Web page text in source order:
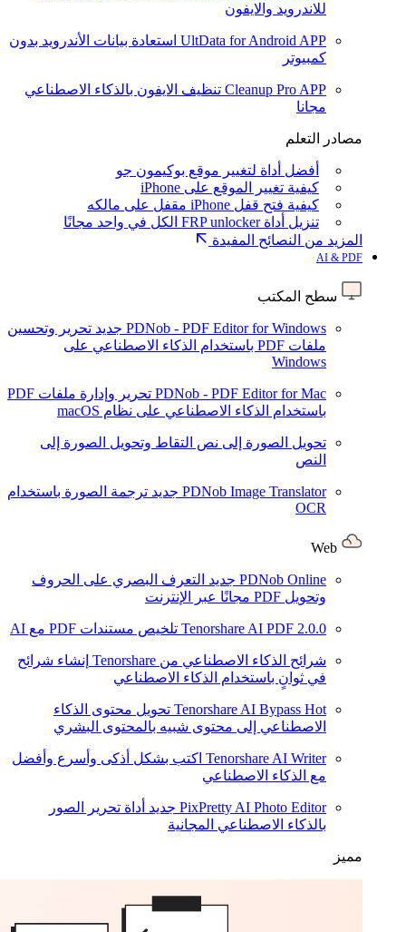
للاندرويد والايفون
UltData for Android APP استعادة بيانات الأندرويد بدون
كمبيوتر
Cleanup Pro APP تنظيف الايفون بالذكاء الاصطناعي
مجانا
مصادر التعلم
أفضل أداة لتغيير موقع بوكيمون جو
كيفية تغيير الموقع على iPhone
كيفية فتح قفل iPhone مقفل على مالكه
تنزيل أداة FRP unlocker الكل في واحد مجانًا
المزيد من النصائح المفيدة
AI & PDF
سطح المكتب
PDNob - PDF Editor for Windows جديد تحرير وتحسين
ملفات PDF باستخدام الذكاء الاصطناعي على
Windows
PDNob - PDF Editor for Mac
تحرير وإدارة ملفات PDF
باستخدام الذكاء الاصطناعي على نظام macOS
تحويل الصورة إلى نص التقاط وتحويل الصورة إلى
النص
PDNob Image Translator جديد ترجمة الصورة باستخدام
OCR
PDNob Online جديد التعرف البصري على الحروف
وتحويل PDF مجانًا عبر الإنترنت
Tenorshare AI PDF 2.0.0 تلخيص مستندات PDF مع AI
شرائح الذكاء الاصطناعي من Tenorshare
إنشاء شرائح
في ثوانٍ باستخدام الذكاء الاصطناعي
Tenorshare AI Bypass Hot
تحويل محتوى الذكاء
الاصطناعي إلى محتوى شبيه بالمحتوى البشري
Tenorshare AI Writer اكتب بشكل أذكى وأسرع وأفضل
مع الذكاء الاصطناعي
PixPretty AI Photo Editor جديد أداة تحرير الصور
بالذكاء الاصطناعي المجانية
مميز